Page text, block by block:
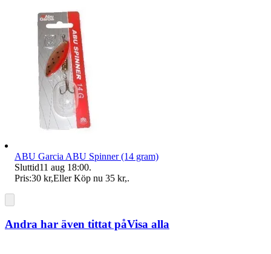
ABU Garcia ABU Spinner (14 gram)
Sluttid11 aug 18:00.
Pris:30 kr,Eller Köp nu 35 kr,.
Andra har även tittat påVisa alla